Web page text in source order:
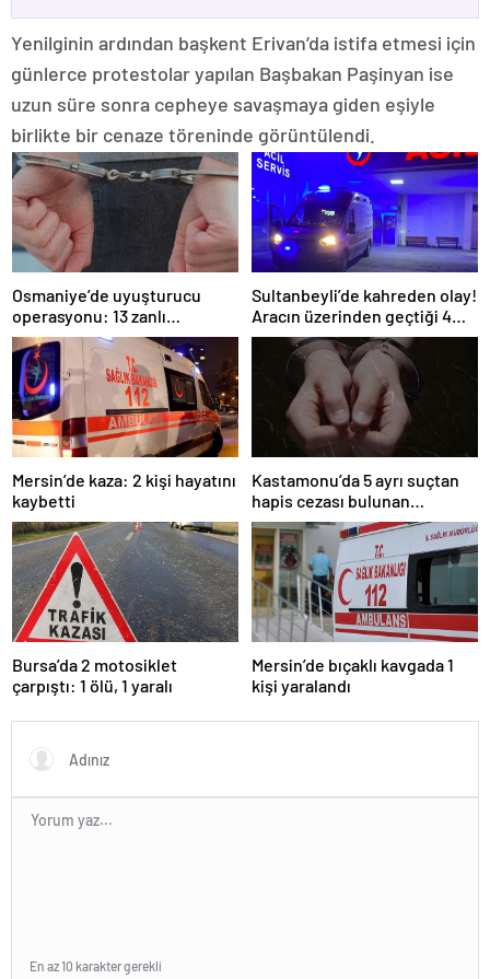
Yenilginin ardından başkent Erivan’da istifa etmesi için
günlerce protestolar yapılan Başbakan Paşinyan ise
uzun süre sonra cepheye savaşmaya giden eşiyle
birlikte bir cenaze töreninde görüntülendi.
Osmaniye’de uyuşturucu
operasyonu: 13 zanlı
tutuklandı
Sultanbeyli’de kahreden olay!
Aracın üzerinden geçtiği 4
yaşındaki çocuk öldü
Mersin’de kaza: 2 kişi hayatını
kaybetti
Kastamonu’da 5 ayrı suçtan
hapis cezası bulunan
hükümlü yakalandı
Bursa’da 2 motosiklet
çarpıştı: 1 ölü, 1 yaralı
Mersin’de bıçaklı kavgada 1
kişi yaralandı
En az 10 karakter gerekli